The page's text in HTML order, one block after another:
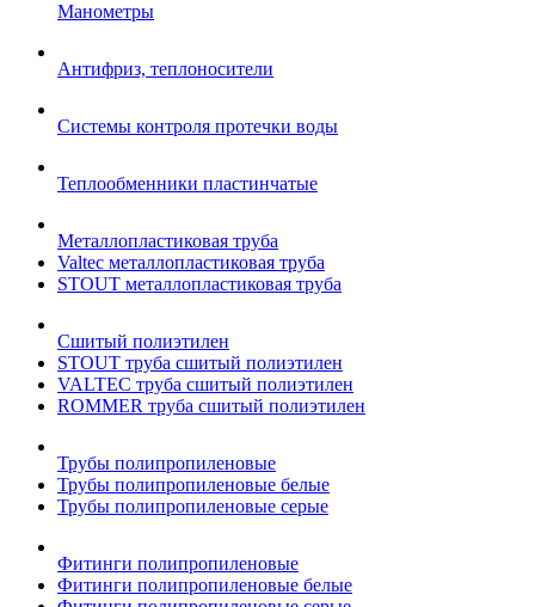
Манометры
Антифриз, теплоносители
Системы контроля протечки воды
Теплообменники пластинчатые
Металлопластиковая труба
Valtec металлопластиковая труба
STOUT металлопластиковая труба
Сшитый полиэтилен
STOUT труба сшитый полиэтилен
VALTEC труба сшитый полиэтилен
ROMMER труба сшитый полиэтилен
Трубы полипропиленовые
Трубы полипропиленовые белые
Трубы полипропиленовые серые
Фитинги полипропиленовые
Фитинги полипропиленовые белые